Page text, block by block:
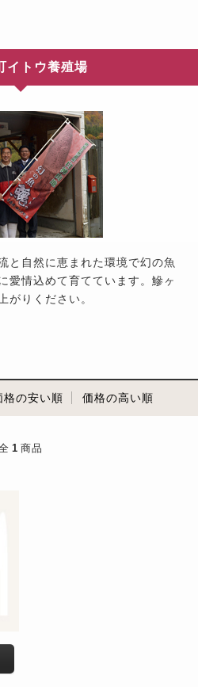
イトウ養殖場
と自然に恵まれた環境で幻の魚
愛情込めて育てています。鰺ヶ
がりください。
格の安い順 価格の高い順
1 商品